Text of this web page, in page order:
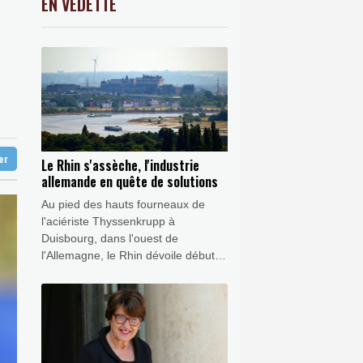
Manchester City
Reusser reste maillot jaune
-0.41%
0.46% 4322.09 €
Le Rhin s'assèche, l'industrie
allemande en quête de solutions
Au pied des hauts fourneaux de
l'aciériste Thyssenkrupp à
Duisbourg, dans l'ouest de
l'Allemagne, le Rhin dévoile début
nouvelle réalité climatique qui vire
au casse-tête économique pour une
industrie allemande ébranlée.